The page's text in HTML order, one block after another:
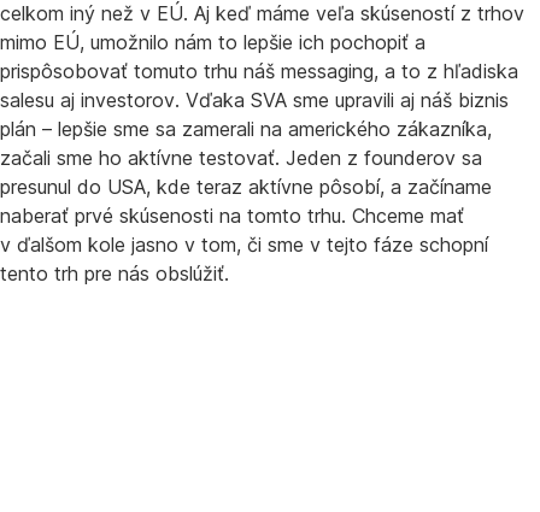
celkom iný než v EÚ. Aj keď máme veľa skúseností z trhov
mimo EÚ, umožnilo nám to lepšie ich pochopiť a
prispôsobovať tomuto trhu náš messaging, a to z hľadiska
salesu aj investorov. Vďaka SVA sme upravili aj náš biznis
plán – lepšie sme sa zamerali na amerického zákazníka,
začali sme ho aktívne testovať. Jeden z founderov sa
presunul do USA, kde teraz aktívne pôsobí, a začíname
naberať prvé skúsenosti na tomto trhu. Chceme mať
v ďalšom kole jasno v tom, či sme v tejto fáze schopní
tento trh pre nás obslúžiť.